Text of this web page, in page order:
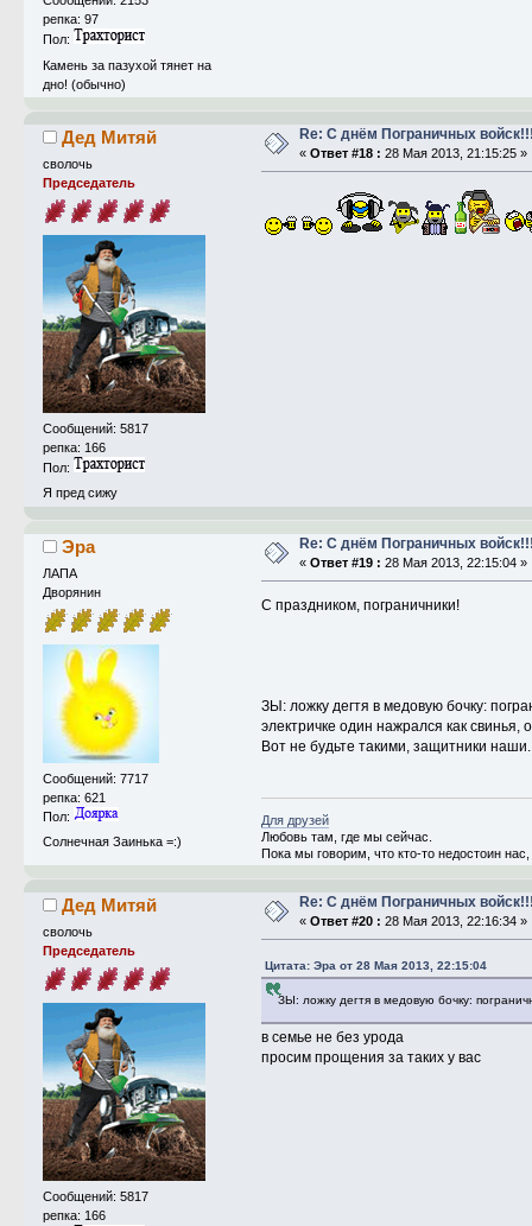
репка: 97
Пол:
Камень за пазухой тянет на
дно! (обычно)
Дед Митяй
сволочь
Председатель
Сообщений: 5817
репка: 166
Пол:
Я пред сижу
Re: С днём Пограничных
« Ответ #18 : 28 Мая 2013, 21:15:25 »
Эра
ЛАПА
Дворянин
Сообщений: 7717
репка: 621
Пол:
Солнечная Заинька =:)
Re: С днём Пограничных
« Ответ #19 : 28 Мая 2013, 22:15:04 »
С праздником, пограничники!
ЗЫ: ложку дегтя в медовую бочку:
электричке один нажрался как
Вот не будьте такими, защитники наши.
Для друзей
Любовь там, где мы сейчас.
Пока мы говорим, что кто-то недостоин
Дед Митяй
сволочь
Председатель
Сообщений: 5817
репка: 166
Re: С днём Пограничных
« Ответ #20 : 28 Мая 2013, 22:16:34 »
Цитата: Эра от 28 Мая 2013, 22:15:04
ЗЫ: ложку дегтя в медовую бочку:
в семье не без урода
просим прощения за таких у вас